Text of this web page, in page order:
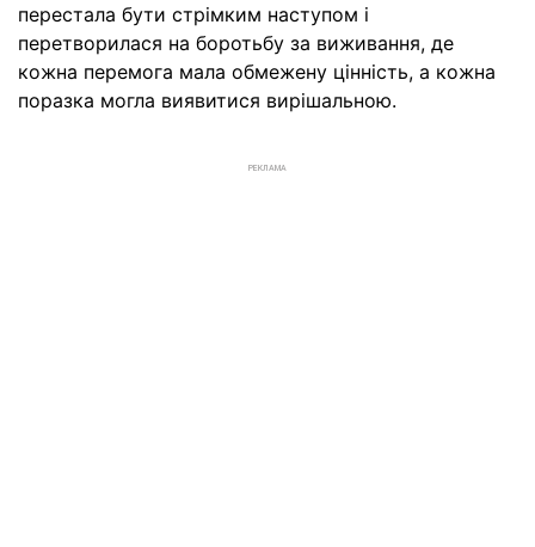
перестала бути стрімким наступом і
перетворилася на боротьбу за виживання, де
кожна перемога мала обмежену цінність, а кожна
поразка могла виявитися вирішальною.
РЕКЛАМА